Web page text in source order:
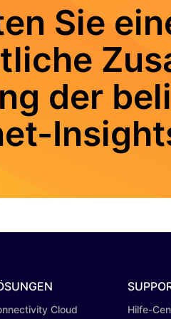
Sie
der
Cloud Hilfe-